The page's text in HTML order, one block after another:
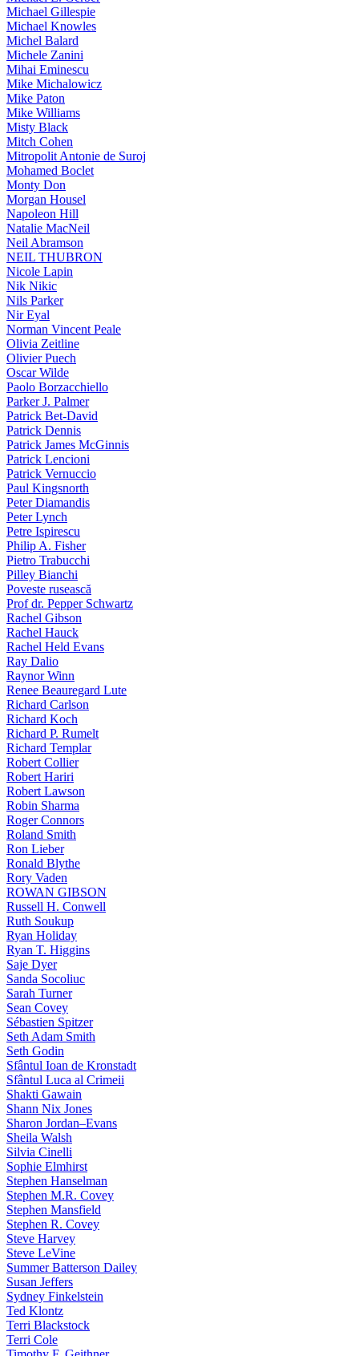
Michael Gillespie
Michael Knowles
Michel Balard
Michele Zanini
Mihai Eminescu
Mike Michalowicz
Mike Paton
Mike Williams
Misty Black
Mitch Cohen
Mitropolit Antonie de Suroj
Mohamed Boclet
Monty Don
Morgan Housel
Napoleon Hill
Natalie MacNeil
Neil Abramson
NEIL THUBRON
Nicole Lapin
Nik Nikic
Nils Parker
Nir Eyal
Norman Vincent Peale
Olivia Zeitline
Olivier Puech
Oscar Wilde
Paolo Borzacchiello
Parker J. Palmer
Patrick Bet-David
Patrick Dennis
Patrick James McGinnis
Patrick Lencioni
Patrick Vernuccio
Paul Kingsnorth
Peter Diamandis
Peter Lynch
Petre Ispirescu
Philip A. Fisher
Pietro Trabucchi
Pilley Bianchi
Poveste rusească
Prof dr. Pepper Schwartz
Rachel Gibson
Rachel Hauck
Rachel Held Evans
Ray Dalio
Raynor Winn
Renee Beauregard Lute
Richard Carlson
Richard Koch
Richard P. Rumelt
Richard Templar
Robert Collier
Robert Hariri
Robert Lawson
Robin Sharma
Roger Connors
Roland Smith
Ron Lieber
Ronald Blythe
Rory Vaden
ROWAN GIBSON
Russell H. Conwell
Ruth Soukup
Ryan Holiday
Ryan T. Higgins
Saje Dyer
Sanda Socoliuc
Sarah Turner
Sean Covey
Sébastien Spitzer
Seth Adam Smith
Seth Godin
Sfântul Ioan de Kronstadt
Sfântul Luca al Crimeii
Shakti Gawain
Shann Nix Jones
Sharon Jordan–Evans
Sheila Walsh
Silvia Cinelli
Sophie Elmhirst
Stephen Hanselman
Stephen M.R. Covey
Stephen Mansfield
Stephen R. Covey
Steve Harvey
Steve LeVine
Summer Batterson Dailey
Susan Jeffers
Sydney Finkelstein
Ted Klontz
Terri Blackstock
Terri Cole